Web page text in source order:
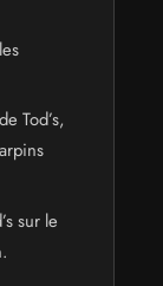
Tod’s,
sur le